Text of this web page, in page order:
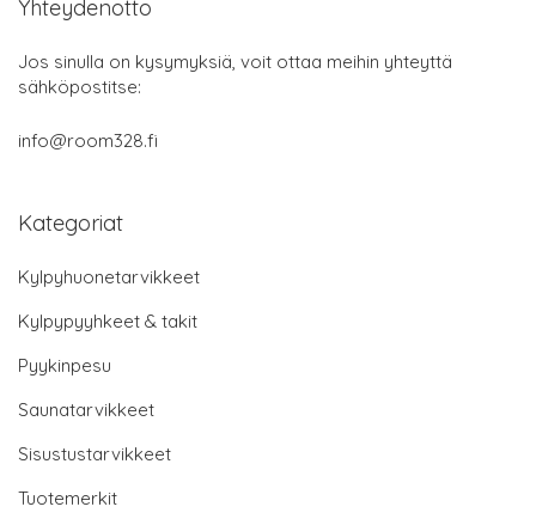
Yhteydenotto
Jos sinulla on kysymyksiä, voit ottaa meihin yhteyttä
sähköpostitse:
info@room328.fi
Kategoriat
Kylpyhuonetarvikkeet
Kylpypyyhkeet & takit
Pyykinpesu
Saunatarvikkeet
Sisustustarvikkeet
Tuotemerkit